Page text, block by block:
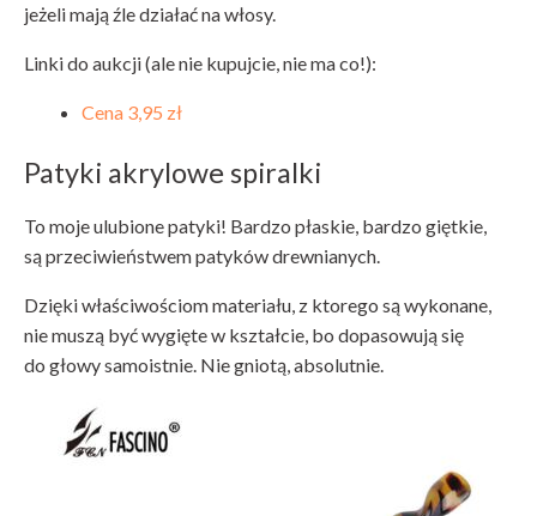
jeżeli mają źle działać na włosy.
Linki do aukcji (ale nie kupujcie, nie ma co!):
Cena 3,95 zł
Patyki akrylowe spiralki
To moje ulubione patyki! Bardzo płaskie, bardzo giętkie,
są przeciwieństwem patyków drewnianych.
Dzięki właściwościom materiału, z ktorego są wykonane,
nie muszą być wygięte w kształcie, bo dopasowują się
do głowy samoistnie. Nie gniotą, absolutnie.